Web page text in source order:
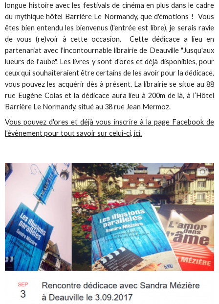
longue histoire avec les festivals de cinéma en plus dans le cadre
du mythique hôtel Barrière Le Normandy, que d'émotions ! Vous
êtes bien entendu les bienvenus (l'entrée est libre), je serais ravie
de vous (re)voir à cette occasion. Cette dédicace a lieu en
partenariat avec l'incontournable librairie de Deauville "Jusqu'aux
lueurs de l'aube". Les livres y sont d'ores et déjà disponibles, pour
ceux qui souhaiteraient être certains de les avoir pour la dédicace,
vous pouvez les acquérir dès à présent. La librairie se situe au 88
rue Eugène Colas et la dédicace aura lieu à 200m de là, à l’Hôtel
Barrière Le Normandy, situé au 38 rue Jean Mermoz.
Vous pouvez d'ores et déjà vous inscrire à la page Facebook de
l'évènement pour tout savoir sur celui-ci, ici.